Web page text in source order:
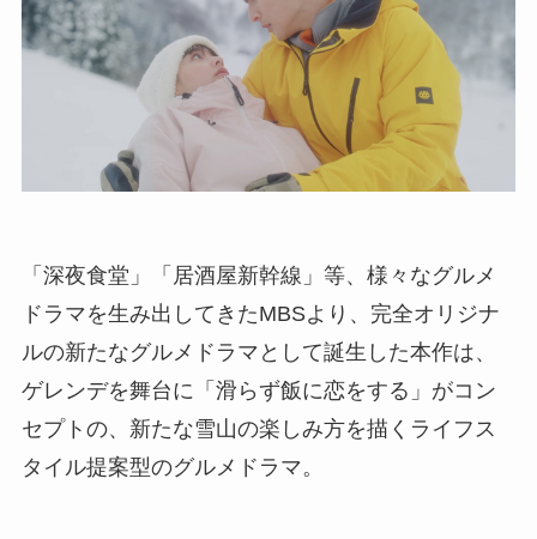
「深夜食堂」「居酒屋新幹線」等、様々なグルメ
ドラマを生み出してきたMBSより、完全オリジナ
ルの新たなグルメドラマとして誕生した本作は、
ゲレンデを舞台に「滑らず飯に恋をする」がコン
セプトの、新たな雪山の楽しみ方を描くライフス
タイル提案型のグルメドラマ。